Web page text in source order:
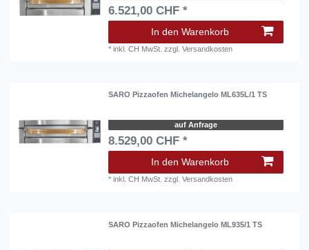
6.521,00 CHF *
In den Warenkorb
*inkl. CH MwSt. zzgl.Versandkosten
SARO Pizzaofen Michelangelo ML635L/1 TS
auf Anfrage
8.529,00 CHF *
In den Warenkorb
*inkl. CH MwSt. zzgl.Versandkosten
SARO Pizzaofen Michelangelo ML935/1 TS